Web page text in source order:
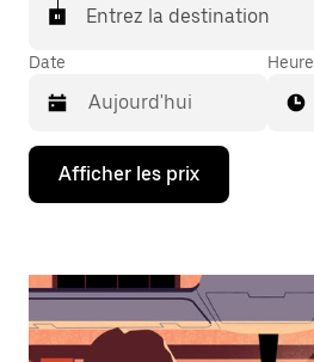
Entrez la destination
Date
Appuyez
la
bas
interagir
avec
Heure
Afficher les prix